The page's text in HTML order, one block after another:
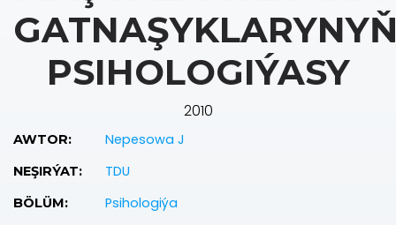
PSIHOLOGIÝASY
2010
AWTOR: Nepesowa J
NEŞIRÝAT: TDU
BÖLÜM: Psihologiýa